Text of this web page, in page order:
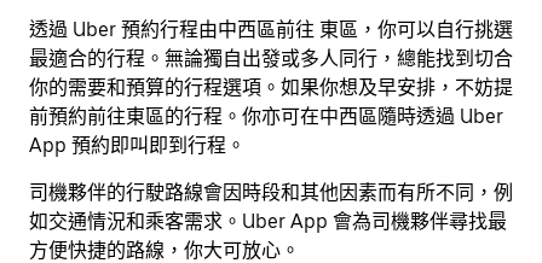
按
鈕
即
可
關
閉
日
曆。
透過 Uber 預約行程由中西區前往 東區，你可以自行挑選
最適合的行程。無論獨自出發或多人同行，總能找到切合
你的需要和預算的行程選項。如果你想及早安排，不妨提
前預約前往東區的行程。你亦可在中西區隨時透過 Uber
App 預約即叫即到行程。
司機夥伴的行駛路線會因時段和其他因素而有所不同，例
如交通情況和乘客需求。Uber App 會為司機夥伴尋找最
方便快捷的路線，你大可放心。